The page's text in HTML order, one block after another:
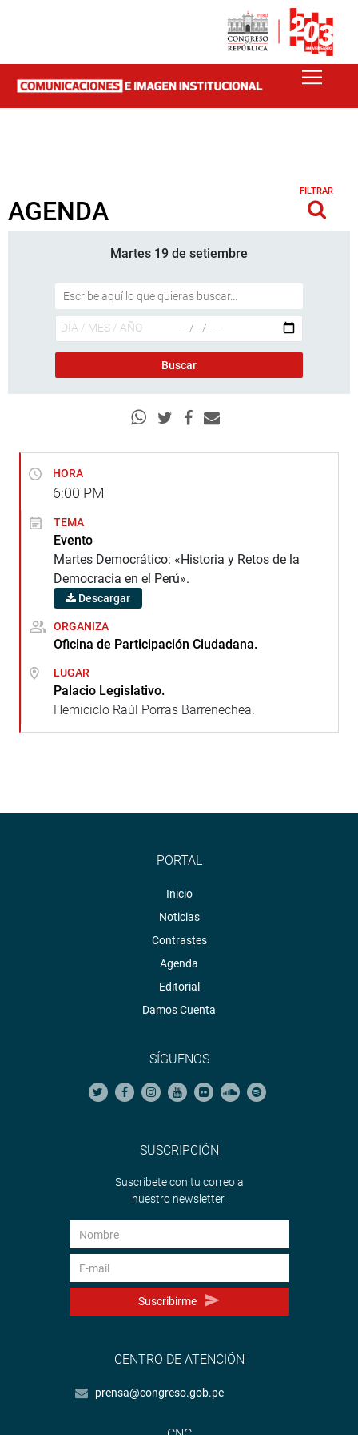
AGENDA
FILTRAR
Martes 19 de setiembre
HORA
6:00 PM
TEMA
Evento
Martes Democrático: «Historia y Retos de la
Democracia en el Perú».
Descargar
ORGANIZA
Oficina de Participación Ciudadana.
LUGAR
Palacio Legislativo.
Hemiciclo Raúl Porras Barrenechea.
PORTAL
Inicio
Noticias
Contrastes
Agenda
Editorial
Damos Cuenta
SÍGUENOS
SUSCRIPCIÓN
Suscríbete con tu correo a
nuestro newsletter.
Suscribirme
CENTRO DE ATENCIÓN
prensa@congreso.gob.pe